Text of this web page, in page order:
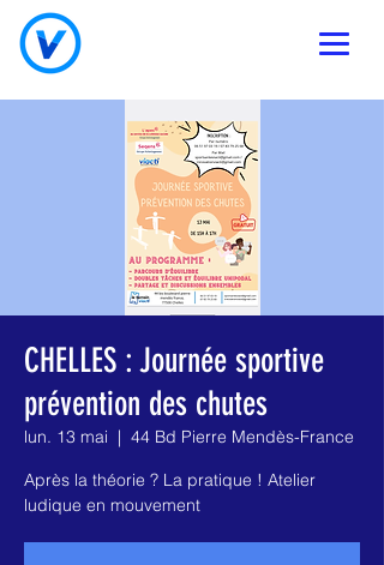
CHELLES : Journée sportive
prévention des chutes
lun. 13 mai
  |
44 Bd Pierre Mendès-France
Après la théorie ? La pratique ! Atelier
ludique en mouvement